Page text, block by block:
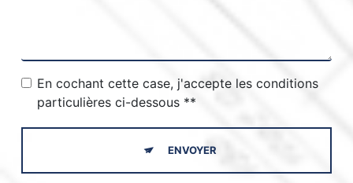
En cochant cette case, j'accepte les conditions
particulières ci-dessous **
ENVOYER